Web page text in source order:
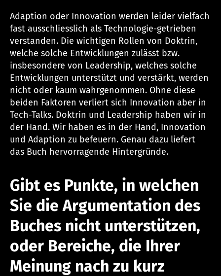
Adaption oder Innovation werden leider vielfach
fast ausschliesslich als Technologie-getrieben
verstanden. Die wichtigen Rollen von Doktrin,
welche solche Entwicklungen zulässt bzw.
insbesondere von Leadership, welches solche
Entwicklungen unterstützt und verstärkt, werden
nicht oder kaum wahrgenommen. Ohne diese
beiden Faktoren verliert sich Innovation aber in
Tech-Talks. Doktrin und Leadership haben wir in
der Hand. Wir haben es in der Hand, Innovation
und Adaption zu befeuern. Genau dazu liefert
das Buch hervorragende Hintergründe.
Gibt es Punkte, in welchen
Sie die Argumentation des
Buches nicht unterstützen,
oder Bereiche, die Ihrer
Meinung nach zu kurz